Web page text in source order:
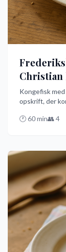
Christian
Kongefisk
opskrift, der
tilberede på
🕐60min👥 4